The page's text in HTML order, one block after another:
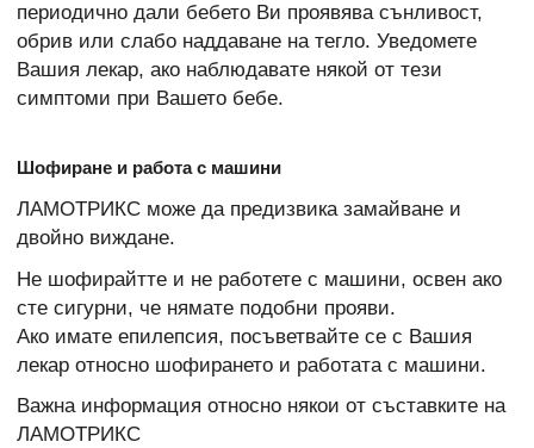
периодично дали бебето Ви проявява сънливост,
обрив или слабо наддаване на тегло. Уведомете
Вашия лекар, ако наблюдавате някой от тези
симптоми при Вашето бебе.
Шофиране и работа с машини
ЛАМОТРИКС може да предизвика замайване и
двойно виждане.
Не шофирайтте и не работете с машини, освен ако
сте сигурни, че нямате подобни прояви.
Ако имате епилепсия, посъветвайте се с Вашия
лекар относно шофирането и работата с машини.
Важна информация относно някои от съставките на
ЛАМОТРИКС